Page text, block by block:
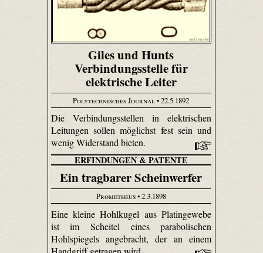
Giles und Hunts
Verbindungsstelle für
elektrische Leiter
Polytechnisches Journal• 22.5.1892
Die Verbindungsstellen in elektrischen
Leitungen sollen möglichst fest sein und
wenig Widerstand bieten.
ERFINDUNGEN & PATENTE
Ein tragbarer Scheinwerfer
Prometheus• 2.3.1898
Eine kleine Hohlkugel aus Platingewebe
ist im Scheitel eines parabolischen
Hohlspiegels angebracht, der an einem